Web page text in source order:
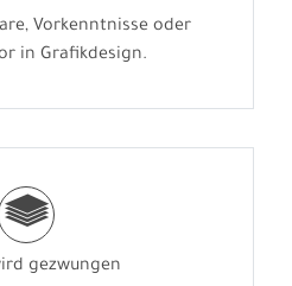
Vorkenntnisse oder
in Grafikdesign.
g
gezwungen